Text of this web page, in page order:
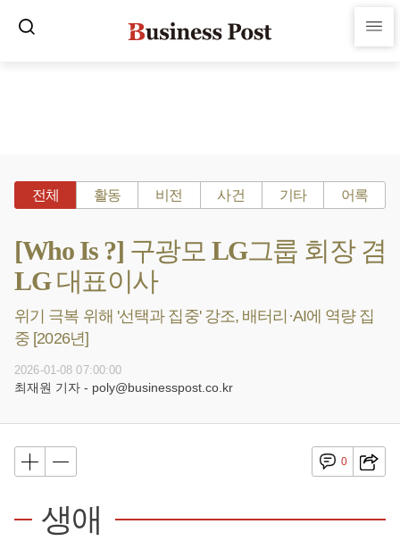
전체 활동 비전 사건 기타 어록
[Who Is ?] 구광모 LG그룹 회장 겸
LG 대표이사
위기 극복 위해 '선택과 집중' 강조, 배터리·AI에 역량 집
중 [2026년]
2026-01-08 07:00:00
최재원 기자 - poly@businesspost.co.kr
0
생애